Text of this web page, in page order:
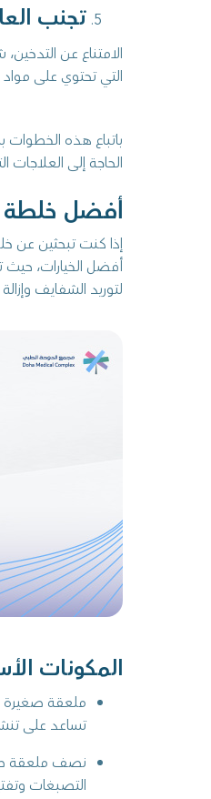
تجنب
الامتناع عن
التي تحتوي على
باتباع هذه
الحاجة إلى العلاجات
أفضل خلطة
إذا كنت تبحثين عن
أفضل الخيارات،
لتوريد الشفايف
المكونات
ملعقة
تساعد على
التصبغات